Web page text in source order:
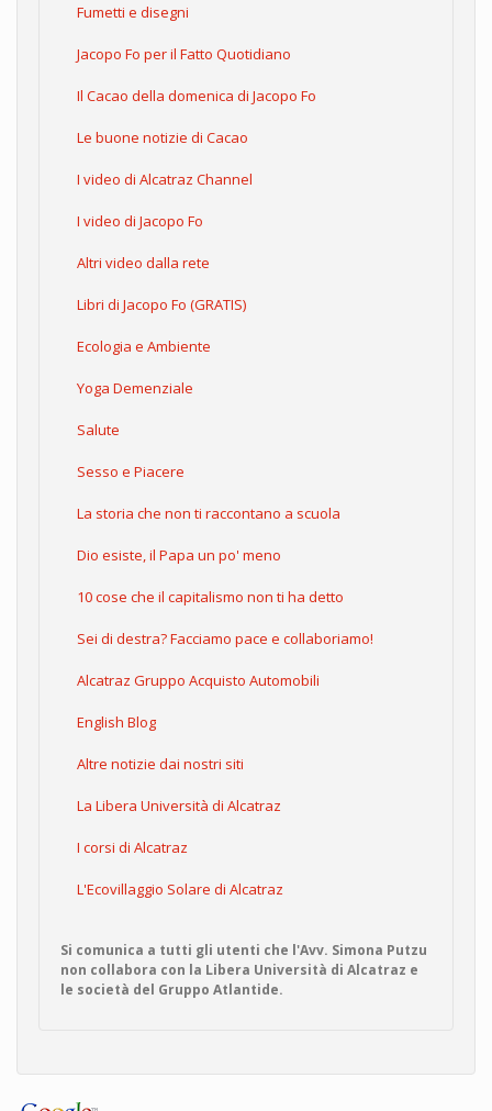
Fumetti e disegni
Jacopo Fo per il Fatto Quotidiano
Il Cacao della domenica di Jacopo Fo
Le buone notizie di Cacao
I video di Alcatraz Channel
I video di Jacopo Fo
Altri video dalla rete
Libri di Jacopo Fo (GRATIS)
Ecologia e Ambiente
Yoga Demenziale
Salute
Sesso e Piacere
La storia che non ti raccontano a scuola
Dio esiste, il Papa un po' meno
10 cose che il capitalismo non ti ha detto
Sei di destra? Facciamo pace e collaboriamo!
Alcatraz Gruppo Acquisto Automobili
English Blog
Altre notizie dai nostri siti
La Libera Università di Alcatraz
I corsi di Alcatraz
L'Ecovillaggio Solare di Alcatraz
Si comunica a tutti gli utenti che l'Avv. Simona Putzu
non collabora con la Libera Università di Alcatraz e
le società del Gruppo Atlantide.